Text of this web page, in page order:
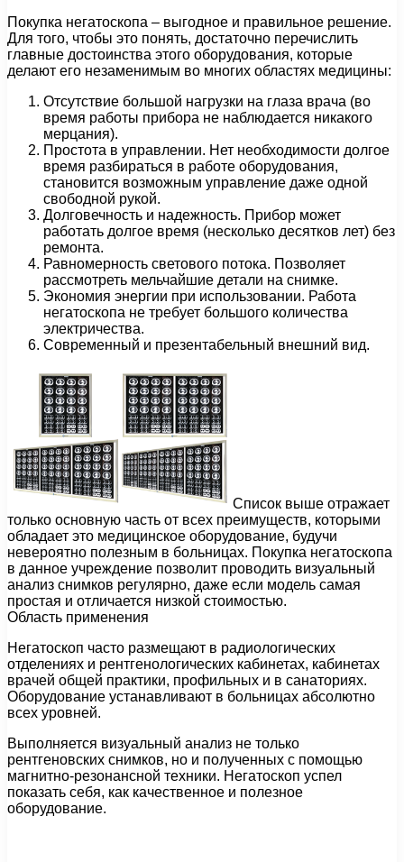
Покупка негатоскопа – выгодное и правильное решение.
Для того, чтобы это понять, достаточно перечислить
главные достоинства этого оборудования, которые
делают его незаменимым во многих областях медицины:
Отсутствие большой нагрузки на глаза врача (во
время работы прибора не наблюдается никакого
мерцания).
Простота в управлении. Нет необходимости долгое
время разбираться в работе оборудования,
становится возможным управление даже одной
свободной рукой.
Долговечность и надежность. Прибор может
работать долгое время (несколько десятков лет) без
ремонта.
Равномерность светового потока. Позволяет
рассмотреть мельчайшие детали на снимке.
Экономия энергии при использовании. Работа
негатоскопа не требует большого количества
электричества.
Современный и презентабельный внешний вид.
Список выше отражает
только основную часть от всех преимуществ, которыми
обладает это медицинское оборудование, будучи
невероятно полезным в больницах. Покупка негатоскопа
в данное учреждение позволит проводить визуальный
анализ снимков регулярно, даже если модель самая
простая и отличается низкой стоимостью.
Область применения
Негатоскоп часто размещают в радиологических
отделениях и рентгенологических кабинетах, кабинетах
врачей общей практики, профильных и в санаториях.
Оборудование устанавливают в больницах абсолютно
всех уровней.
Выполняется визуальный анализ не только
рентгеновских снимков, но и полученных с помощью
магнитно-резонансной техники. Негатоскоп успел
показать себя, как качественное и полезное
оборудование.